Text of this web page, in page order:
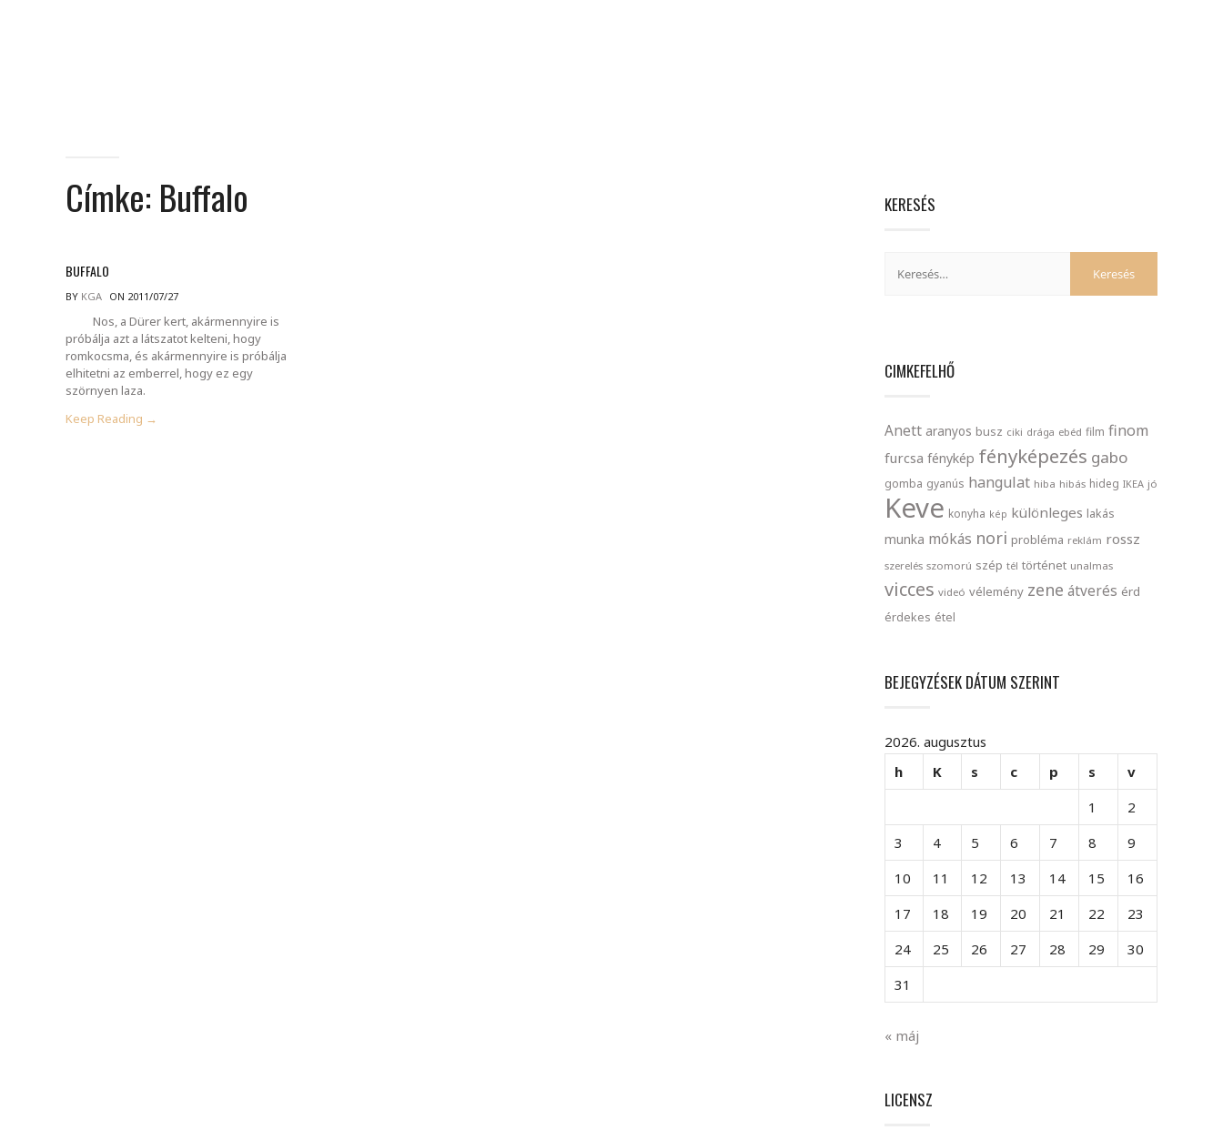
Címke: Buffalo
BUFFALO
BY KGA ON 2011/07/27
Nos, a Dürer kert, akármennyire is
próbálja azt a látszatot kelteni, hogy
romkocsma, és akármennyire is próbálja
elhitetni az emberrel, hogy ez egy
szörnyen laza.
Keep Reading →
KERESÉS
CIMKEFELHŐ
Anett aranyos busz ciki drága ebéd film finom
furcsa fénykép fényképezés gabo
gomba gyanús hangulat hiba hibás hideg IKEA jó
Keve konyha kép különleges lakás
munka mókás nori probléma reklám rossz
szerelés szomorú szép tél történet unalmas
vicces videó vélemény zene átverés érd
érdekes étel
BEJEGYZÉSEK DÁTUM SZERINT
2026. augusztus
h
K s c p s
v
1
2
3
4 5 6 7 8
9
10
11 12 13 14 15
16
17
18 19 20 21 22
23
24
25 26 27 28 29
30
31
« máj
LICENSZ